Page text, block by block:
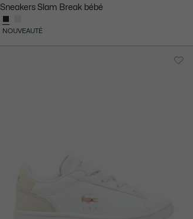
Sneakers Slam Break bébé
NOUVEAUTÉ